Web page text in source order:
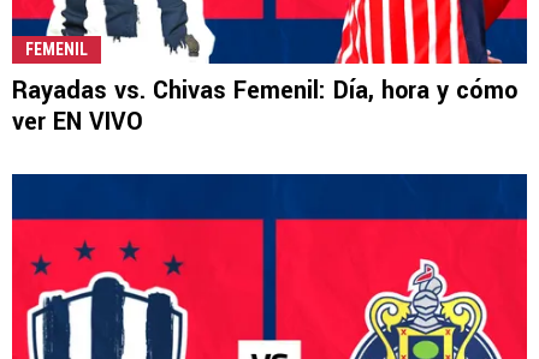
FEMENIL
Rayadas vs. Chivas Femenil: Día, hora y cómo
ver EN VIVO